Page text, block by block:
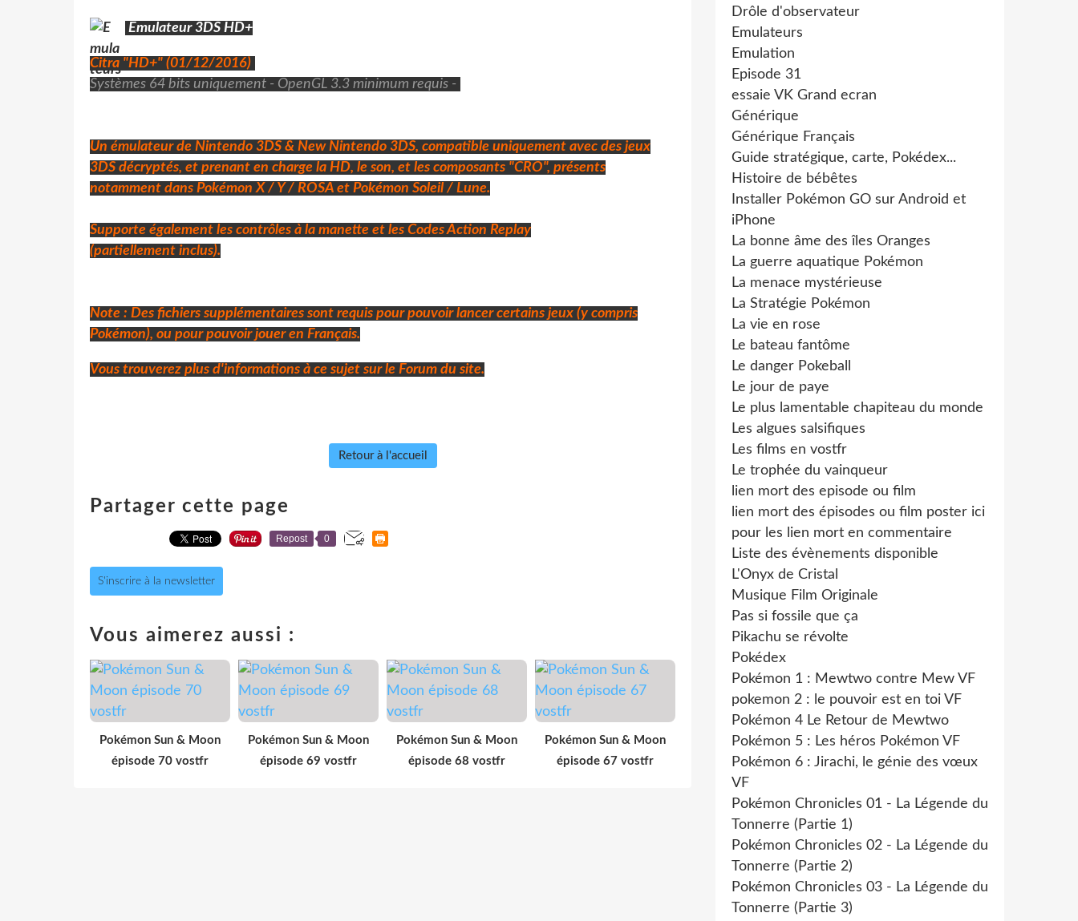
Emulateur 3DS HD+
Citra "HD+" (01/12/2016)
Systèmes 64 bits uniquement - OpenGL 3.3 minimum requis -
Un émulateur de Nintendo 3DS & New Nintendo 3DS, compatible uniquement avec des jeux
3DS décryptés, et prenant en charge la HD, le son, et les composants "CRO", présents
notamment dans Pokémon X / Y / ROSA et Pokémon Soleil / Lune.
Supporte également les contrôles à la manette et les Codes Action Replay
(partiellement inclus).
Note : Des fichiers supplémentaires sont requis pour pouvoir lancer certains jeux (y compris
Pokémon), ou pour pouvoir jouer en Français.
Vous trouverez plus d'informations à ce sujet sur le Forum du site.
Retour à l'accueil
Partager cette page
Repost 0
S'inscrire à la newsletter
Vous aimerez aussi :
Pokémon Sun & Moon
épisode 70 vostfr
Pokémon Sun & Moon
épisode 69 vostfr
Pokémon Sun & Moon
épisode 68 vostfr
Pokémon Sun & Moon
épisode 67 vostfr
Drôle d'observateur
Emulateurs
Emulation
Episode 31
essaie VK Grand ecran
Générique
Générique Français
Guide stratégique, carte, Pokédex...
Histoire de bébêtes
Installer Pokémon GO sur Android et
iPhone
La bonne âme des îles Oranges
La guerre aquatique Pokémon
La menace mystérieuse
La Stratégie Pokémon
La vie en rose
Le bateau fantôme
Le danger Pokeball
Le jour de paye
Le plus lamentable chapiteau du monde
Les algues salsifiques
Les films en vostfr
Le trophée du vainqueur
lien mort des episode ou film
lien mort des épisodes ou film poster ici
pour les lien mort en commentaire
Liste des évènements disponible
L'Onyx de Cristal
Musique Film Originale
Pas si fossile que ça
Pikachu se révolte
Pokédex
Pokémon 1 : Mewtwo contre Mew VF
pokemon 2 : le pouvoir est en toi VF
Pokémon 4 Le Retour de Mewtwo
Pokémon 5 : Les héros Pokémon VF
Pokémon 6 : Jirachi, le génie des vœux
VF
Pokémon Chronicles 01 - La Légende du
Tonnerre (Partie 1)
Pokémon Chronicles 02 - La Légende du
Tonnerre (Partie 2)
Pokémon Chronicles 03 - La Légende du
Tonnerre (Partie 3)